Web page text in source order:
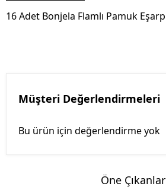
16 Adet Bonjela Flamlı Pamuk Eşarp
Müşteri Değerlendirmeleri
Bu ürün için değerlendirme yok
Öne Çıkanlar